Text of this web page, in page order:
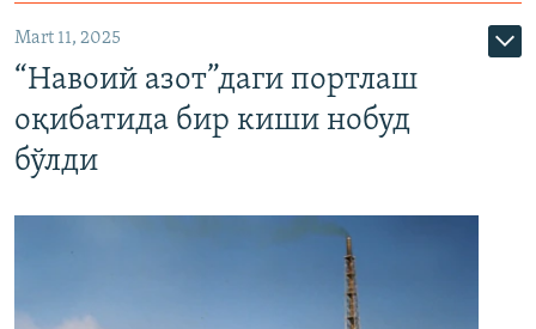
Mart 11, 2025
“Навоий азот”даги портлаш
оқибатида бир киши нобуд
бўлди